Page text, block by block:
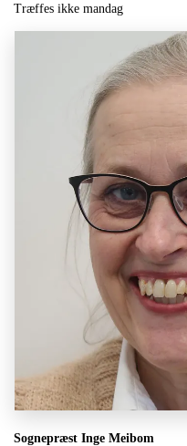
Træffes ikke mandag
Sognepræst Inge Meibom